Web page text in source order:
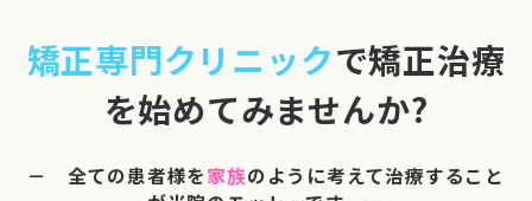
※日曜は不定期で診療してい
ます
矯正専門クリニックで矯正治療
を始めてみませんか?
－ 全ての患者様を家族のように考えて治療すること